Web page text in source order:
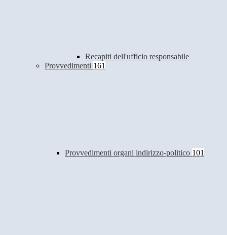
Recapiti dell'ufficio responsabile
Provvedimenti 161
Provvedimenti organi indirizzo-politico 101